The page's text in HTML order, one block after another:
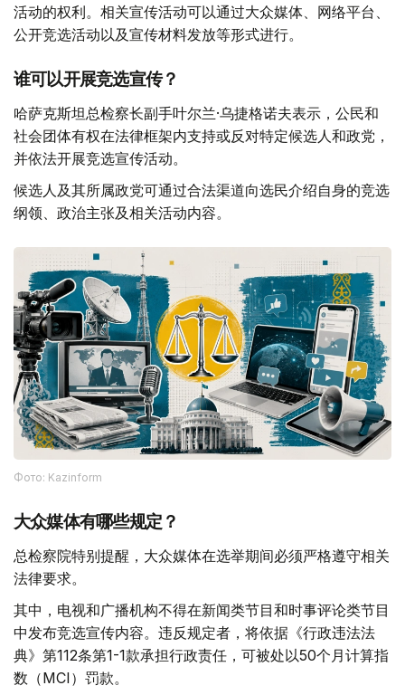
活动的权利。相关宣传活动可以通过大众媒体、网络平台、
公开竞选活动以及宣传材料发放等形式进行。
谁可以开展竞选宣传？
哈萨克斯坦总检察长副手叶尔兰·乌捷格诺夫表示，公民和
社会团体有权在法律框架内支持或反对特定候选人和政党，
并依法开展竞选宣传活动。
候选人及其所属政党可通过合法渠道向选民介绍自身的竞选
纲领、政治主张及相关活动内容。
Фото: Kazinform
大众媒体有哪些规定？
总检察院特别提醒，大众媒体在选举期间必须严格遵守相关
法律要求。
其中，电视和广播机构不得在新闻类节目和时事评论类节目
中发布竞选宣传内容。违反规定者，将依据《行政违法法
典》第112条第1-1款承担行政责任，可被处以50个月计算指
数（MCI）罚款。